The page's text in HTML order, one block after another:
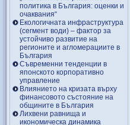
политика в България: оценки и
очаквания“
Екологичната инфраструктура
(сегмент води) – фактор за
устойчиво развитие на
регионите и агломерациите в
България
Съвременни тенденции в
японското корпоративно
управление
Влиянието на кризата върху
финансовото състояние на
общините в България
Лихвени равнища и
икономическа динамика